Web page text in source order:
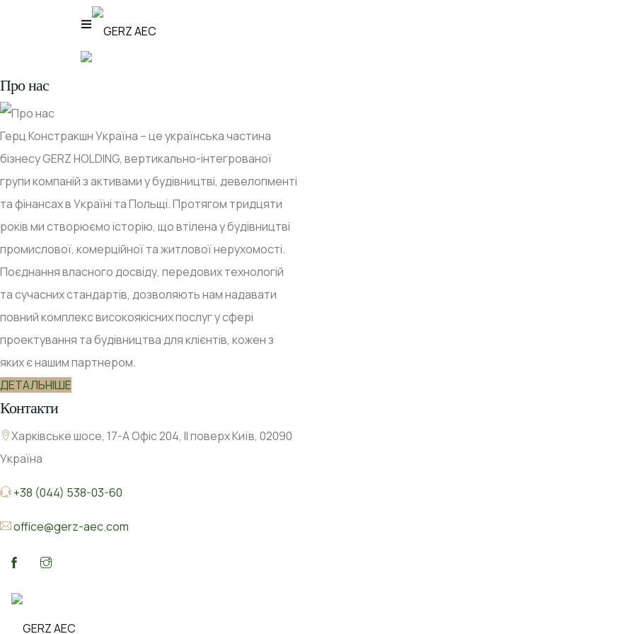
Про нас
Герц Констракшн Україна – це українська частина
бізнесу GERZ HOLDING, вертикально-інтегрованої
групи компаній з активами у будівництві, девелопменті
та фінансах в Україні та Польщі. Протягом тридцяти
років ми створюємо історію, що втілена у будівництві
промислової, комерційної та житлової нерухомості.
Поєднання власного досвіду, передових технологій
та сучасних стандартів, дозволяють нам надавати
повний комплекс високоякісних послуг у сфері
проектування та будівництва для клієнтів, кожен з
яких є нашим партнером.
ДЕТАЛЬНІШЕ
Контакти
Харківське шосе, 17-А Офіс 204, ІІ поверх Київ, 02090
Україна
+38 (044) 538-03-60
office@gerz-aec.com